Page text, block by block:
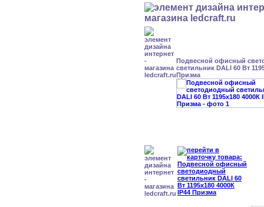
Подвесной офисный
светильник DALI 60 Вт
Призма